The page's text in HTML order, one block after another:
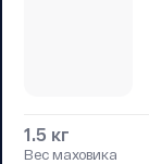
1.5 кг
Вес маховика